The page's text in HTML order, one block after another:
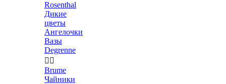
Rosenthal
Дикие
цветы
Ангелочки
Вазы
Degrenne
 
Brume
Чайники